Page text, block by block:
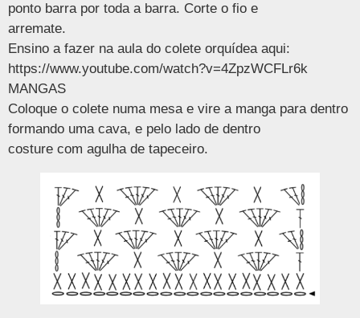
ponto barra por toda a barra. Corte o fio e
arremate.
Ensino a fazer na aula do colete orquídea aqui:
https://www.youtube.com/watch?v=4ZpzWCFLr6k
MANGAS
Coloque o colete numa mesa e vire a manga para dentro
formando uma cava, e pelo lado de dentro
costure com agulha de tapeceiro.